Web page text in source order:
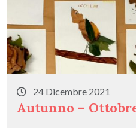
24 Dicembre 2021
Autunno –